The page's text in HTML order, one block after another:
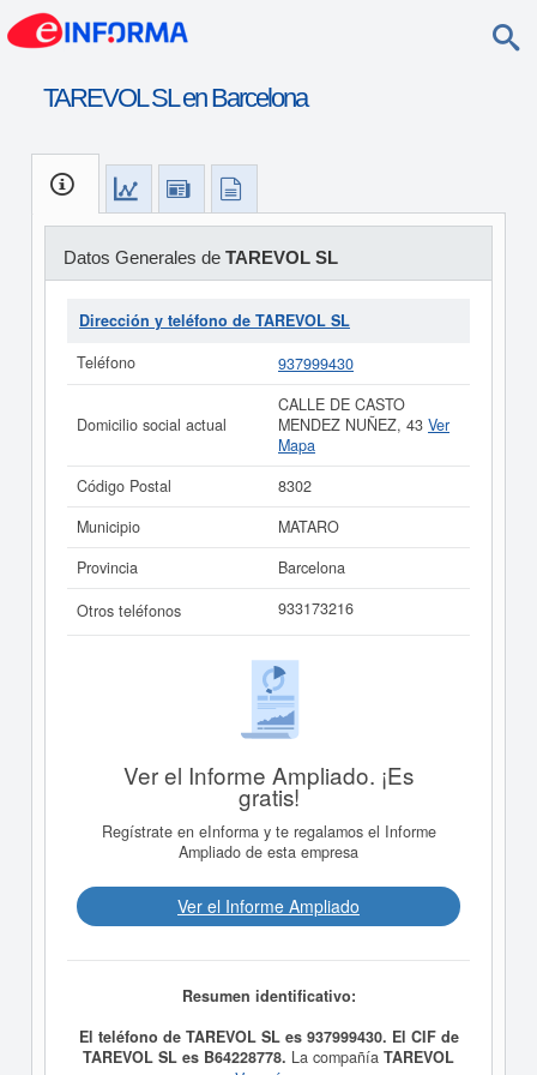
TAREVOL SL en Barcelona
Datos Generales de TAREVOL SL
Dirección y teléfono de TAREVOL SL
Teléfono
937999430
Domicilio social actual
CALLE DE CASTO
MENDEZ NUÑEZ, 43 Ver
Mapa
Código Postal
8302
Municipio
MATARO
Provincia
Barcelona
Otros teléfonos
933173216
Ver el Informe Ampliado. ¡Es
gratis!
Regístrate en eInforma y te regalamos el Informe
Ampliado de esta empresa
Ver el Informe Ampliado
Resumen identificativo:
El teléfono de TAREVOL SL es 937999430. El CIF de
TAREVOL SL es B64228778. La compañía TAREVOL